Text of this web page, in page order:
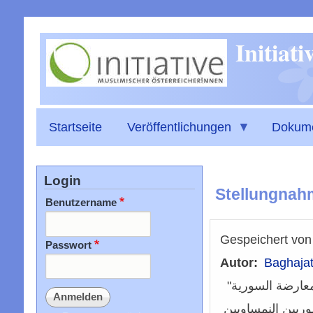
Startseite Veröffentlichungen
Gespeichert von
Autor
Login
Benutzername
Passwort